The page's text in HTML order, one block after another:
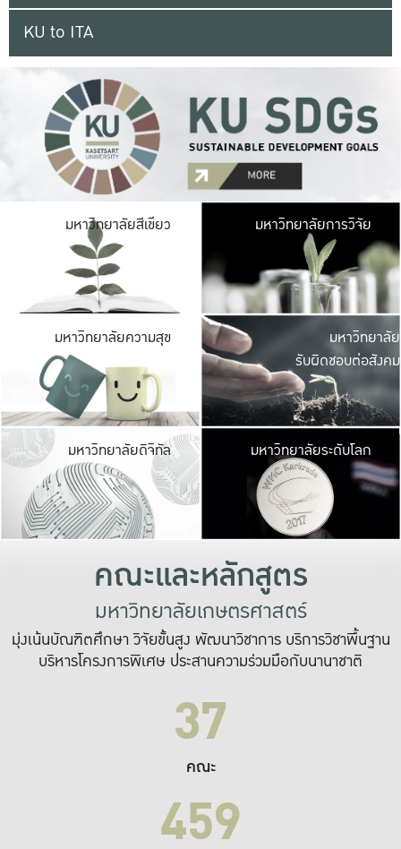
KU to ITA
มหาวิทยาลัยสีเขียว มหาวิ
มีพื้นที่เขียวสดใส
เป็นป่าในเมือง เกษต
มหาวิทยาลัยการวิจัย
มหาวิทยาลัยความสุข มหาวิ
ค
เปิดประ
และพบเรื่องราวใ
มหาวิทยาลัย
รับผิดชอบต่อสังคม
มหาวิทยาลัยดิจิทัล มหาวิ
เปลี่ยนแปลง แล
เพื่อทำง
ระบบสารสนเทศ
มหาวิทยาลัยระดับโลก
คณะและหลักสูตร
มหาวิทยาลัยเกษตรศาสตร์
มุ่งเน้นบัณฑิตศึกษา วิจัยขั้นสูง พัฒนาวิชาการ บริการวิชาพื้นฐาน
บริหารโครงการพิเศษ ประสานความร่วมมือกับนานาชาติ
37
คณะ
459